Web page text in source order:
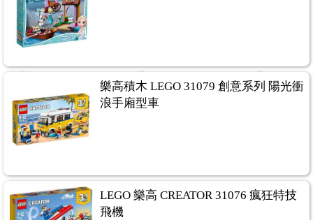
樂高積木 LEGO 31079 創意系列 陽光衝
浪手廂型車
LEGO 樂高 CREATOR 31076 瘋狂特技
飛機